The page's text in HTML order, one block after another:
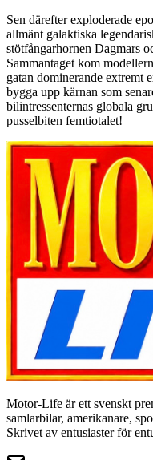
Sen därefter exploderade
allmänt galaktiska
stötfångarhornen Dagmars
Sammantaget kom
gatan dominerande extremt
bygga upp kärnan som
bilintressenternas globala
pusselbiten femtiotalet!
Motor-Life är ett svenskt
samlarbilar, amerikanare,
Skrivet av entusiaster för